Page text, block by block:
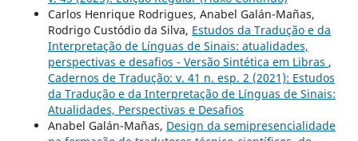
Carlos Henrique Rodrigues, Anabel Galán-Mañas,
Rodrigo Custódio da Silva, Estudos da Tradução e da
Interpretação de Línguas de Sinais: atualidades,
perspectivas e desafios - Versão Sintética em Libras ,
Cadernos de Tradução: v. 41 n. esp. 2 (2021): Estudos
da Tradução e da Interpretação de Línguas de Sinais:
Atualidades, Perspectivas e Desafios
Anabel Galán-Mañas, Design da semipresencialidade